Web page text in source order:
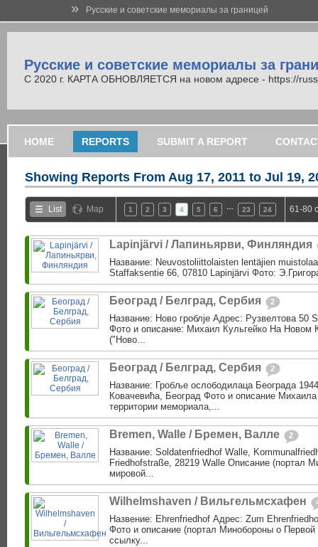
» Русские и советские мемориалы за границей
Русские и советские мемориалы за
С 2020 г. КАРТА ОБНОВЛЯЕТСЯ на новом адресе - https://
HOME REPORTS SUBMIT A REPORT
Showing Reports From Aug 17, 2011 to Jul 19,
List Map 1 2 3 4 5 6 23 24 61-80
Lapinjärvi / Лапиньярви, Финляндия
Название: Neuvostoliittolaisten lentäjien
Staffaksentie 66, 07810 Lapinjärvi Фото:
Београд / Белград, Сербия 2
Название: Ново гроблjе Адрес: Рузвелтова 50
Фото и описание: Михаил Кульгейко На Новом
("Ново...
Београд / Белград, Сербия 2
Название: Гробље ослободилаца Београда
Ковачевића, Београд Фото и описание
территории мемориала,...
Bremen, Walle / Бремен, Валле 2
Название: Soldatenfriedhof Walle,
Friedhofstraße, 28219 Walle Описание (портал
мировой...
Wilhelmshaven / Вильгельмсхафен
Назвение: Ehrenfriedhof Адрес: Zum
Фото и описание (портал Минобороны о
ссылку...